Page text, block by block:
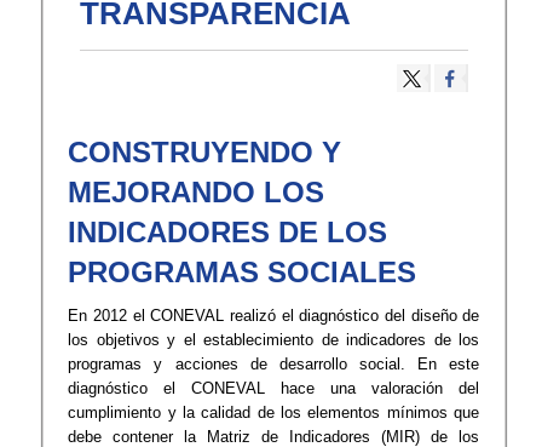
TRANSPARENCIA
CONSTRUYENDO Y
MEJORANDO LOS
INDICADORES DE LOS
PROGRAMAS SOCIALES
En 2012 el CONEVAL realizó el diagnóstico del diseño de
los objetivos y el establecimiento de indicadores de los
programas y acciones de desarrollo social. En este
diagnóstico el CONEVAL hace una valoración del
cumplimiento y la calidad de los elementos mínimos que
debe contener la Matriz de Indicadores (MIR) de los